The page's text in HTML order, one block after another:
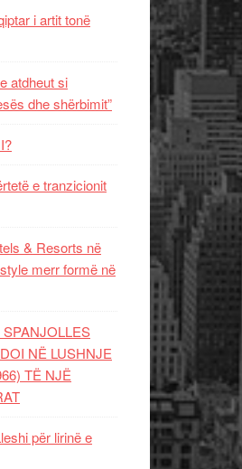
i artit tonë
atdheut si
dhe shërbimit”
e tranzicionit
& Resorts në
merr formë në
NË LUSHNJE
TË NJË
për lirinë e